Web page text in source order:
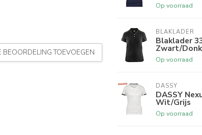
BEOORDELING TOEVOEGEN
Op voorraad
BLAKLADER
Blaklader
Zwart/
Op voorraad
DASSY
DASSY
Wit/Grijs
Op voorraad